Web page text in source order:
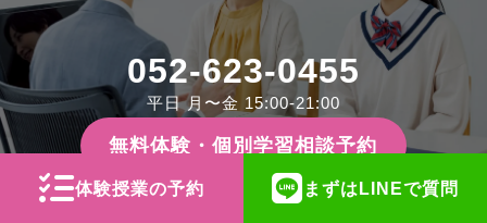
052-623-0455
平日 月〜金 15:00-21:00
無料体験・個別学習相談予約
体験授業の予約 まずはLINEで質問